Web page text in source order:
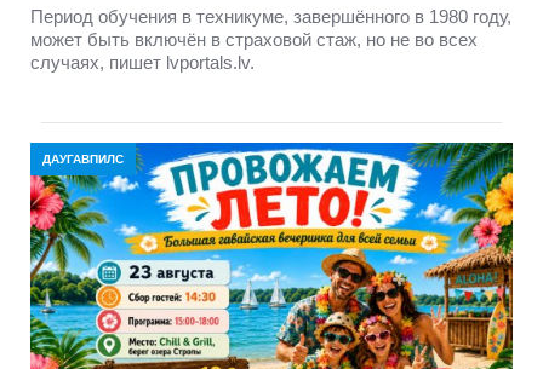
Период обучения в техникуме, завершённого в 1980 году,
может быть включён в страховой стаж, но не во всех
случаях, пишет lvportals.lv.
ДАУГАВПИЛС